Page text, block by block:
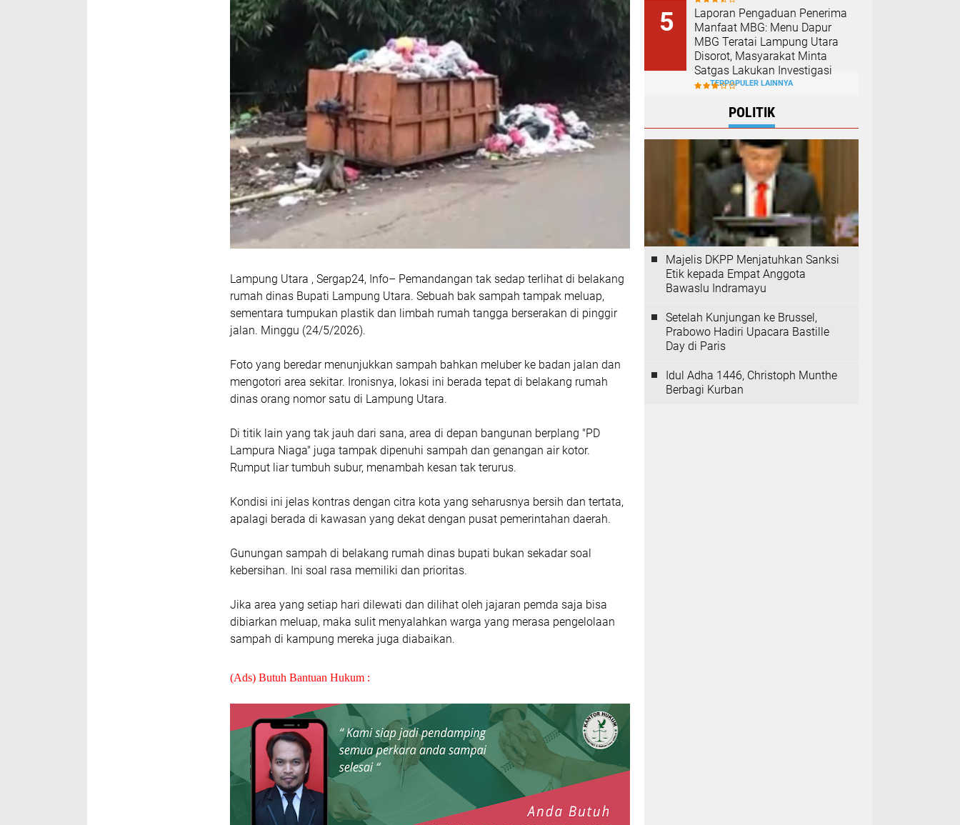
Lampung Utara , Sergap24, Info– Pemandangan tak sedap terlihat di belakang
rumah dinas Bupati Lampung Utara. Sebuah bak sampah tampak meluap,
sementara tumpukan plastik dan limbah rumah tangga berserakan di pinggir
jalan. Minggu (24/5/2026).
Foto yang beredar menunjukkan sampah bahkan meluber ke badan jalan dan
mengotori area sekitar. Ironisnya, lokasi ini berada tepat di belakang rumah
dinas orang nomor satu di Lampung Utara.
Di titik lain yang tak jauh dari sana, area di depan bangunan berplang "PD
Lampura Niaga" juga tampak dipenuhi sampah dan genangan air kotor.
Rumput liar tumbuh subur, menambah kesan tak terurus.
Kondisi ini jelas kontras dengan citra kota yang seharusnya bersih dan tertata,
apalagi berada di kawasan yang dekat dengan pusat pemerintahan daerah.
Gunungan sampah di belakang rumah dinas bupati bukan sekadar soal
kebersihan. Ini soal rasa memiliki dan prioritas.
Jika area yang setiap hari dilewati dan dilihat oleh jajaran pemda saja bisa
dibiarkan meluap, maka sulit menyalahkan warga yang merasa pengelolaan
sampah di kampung mereka juga diabaikan.
(Ads) Butuh Bantuan Hukum :
Laporan Pengaduan Penerima
Manfaat MBG: Menu Dapur
MBG Teratai Lampung Utara
Disorot, Masyarakat Minta
Satgas Lakukan Investigasi
TERPOPULER LAINNYA
POLITIK
Majelis DKPP Menjatuhkan Sanksi
Etik kepada Empat Anggota
Bawaslu Indramayu
Setelah Kunjungan ke Brussel,
Prabowo Hadiri Upacara Bastille
Day di Paris
Idul Adha 1446, Christoph Munthe
Berbagi Kurban